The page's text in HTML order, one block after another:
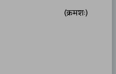
(क्रमशः)